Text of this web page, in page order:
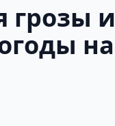
грозы и
на